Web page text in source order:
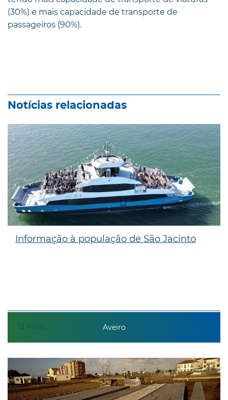
(30%) e mais capacidade de transporte de
passageiros (90%).
Notícias relacionadas
13 maio
Informação à população de São Jacinto
Aveiro